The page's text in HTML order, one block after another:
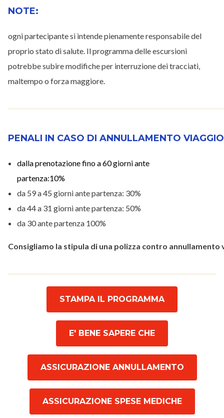
NOTE:
ogni partecipante si intende pienamente responsabile del
proprio stato di salute. Il programma delle escursioni
potrebbe subire modifiche per interruzione dei tracciati,
maltempo o forza maggiore.
PENALI IN CASO DI ANNULLAMENTO
dalla prenotazione fino a 60 giorni ante
partenza:10%
da 59 a 45 giorni ante partenza: 30%
da 44 a 31 giorni ante partenza: 50%
da 30 ante partenza 100%
Consigliamo la stipula di una polizza contro annullamento
STAMPA IL PROGRAMMA
E' BENE SAPERE CHE
ASSICURAZIONE ANNULLAMENTO
ASSICURAZIONE SPESE MEDICHE